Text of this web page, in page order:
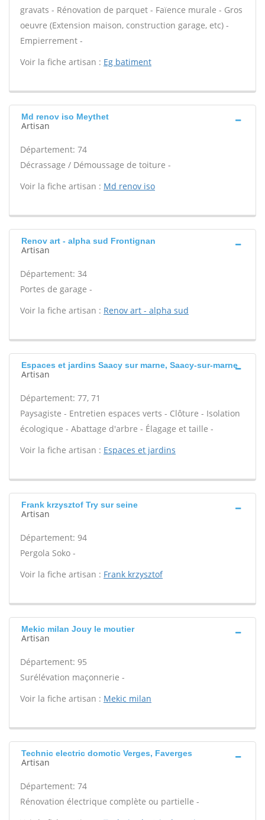
gravats - Rénovation de parquet - Faïence murale - Gros
oeuvre (Extension maison, construction garage, etc) -
Empierrement -
Voir la fiche artisan : Eg batiment
Md renov iso Meythet
Artisan
Département: 74
Décrassage / Démoussage de toiture -
Voir la fiche artisan : Md renov iso
Renov art - alpha sud Frontignan
Artisan
Département: 34
Portes de garage -
Voir la fiche artisan : Renov art - alpha sud
Espaces et jardins Saacy sur marne, Saacy-sur-marne
Artisan
Département: 77, 71
Paysagiste - Entretien espaces verts - Clôture - Isolation
écologique - Abattage d'arbre - Élagage et taille -
Voir la fiche artisan : Espaces et jardins
Frank krzysztof Try sur seine
Artisan
Département: 94
Pergola Soko -
Voir la fiche artisan : Frank krzysztof
Mekic milan Jouy le moutier
Artisan
Département: 95
Surélévation maçonnerie -
Voir la fiche artisan : Mekic milan
Technic electric domotic Verges, Faverges
Artisan
Département: 74
Rénovation électrique complète ou partielle -